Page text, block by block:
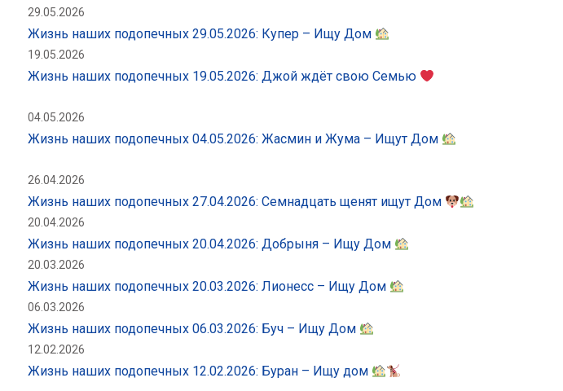
29.05.2026
Жизнь наших подопечных 29.05.2026: Купер – Ищу Дом
19.05.2026
Жизнь наших подопечных 19.05.2026: Джой ждёт свою Семью
04.05.2026
Жизнь наших подопечных 04.05.2026: Жасмин и Жума – Ищут Дом
26.04.2026
Жизнь наших подопечных 27.04.2026: Семнадцать щенят ищут Дом
20.04.2026
Жизнь наших подопечных 20.04.2026: Добрыня – Ищу Дом
20.03.2026
Жизнь наших подопечных 20.03.2026: Лионесс – Ищу Дом
06.03.2026
Жизнь наших подопечных 06.03.2026: Буч – Ищу Дом
12.02.2026
Жизнь наших подопечных 12.02.2026: Буран – Ищу дом